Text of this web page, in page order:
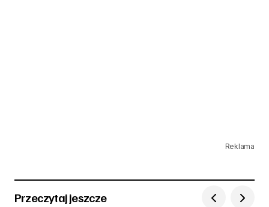
Reklama
Przeczytaj jeszcze